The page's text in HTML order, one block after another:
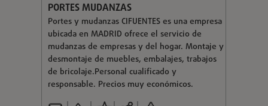
PORTES MUDANZAS
Portes y mudanzas CIFUENTES es una empresa
ubicada en MADRID ofrece el servicio de
mudanzas de empresas y del hogar. Montaje y
desmontaje de muebles, embalajes, trabajos
de bricolaje.Personal cualificado y
responsable. Precios muy económicos.